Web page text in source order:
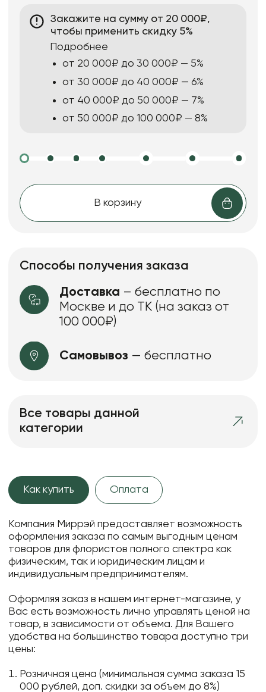
Закажите на сумму от 20 000₽,
чтобы применить скидку 5%
Подробнее
от 20 000₽ до 30 000₽ — 5%
от 30 000₽ до 40 000₽ — 6%
от 40 000₽ до 50 000₽ — 7%
от 50 000₽ до 100 000₽ — 8%
В корзину
Способы получения заказа
Доставка – бесплатно по
Москве и до ТК (на заказ от
100 000₽)
Самовывоз — бесплатно
Все товары данной
категории
Как купить Оплата
Компания Миррэй предоставляет возможность
оформления заказа по самым выгодным ценам
товаров для флористов полного спектра как
физическим, так и юридическим лицам и
индивидуальным предпринимателям.
Оформляя заказ в нашем интернет-магазине, у
Вас есть возможность лично управлять ценой на
товар, в зависимости от объема. Для Вашего
удобства на большинство товара доступно три
цены:
Розничная цена (минимальная сумма заказа 15
000 рублей, доп. скидки за объем до 8%)